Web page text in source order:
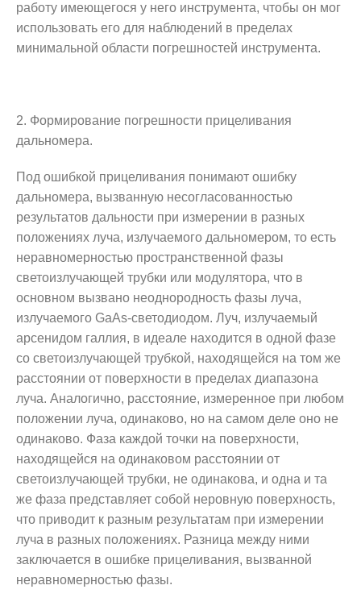
работу имеющегося у него инструмента, чтобы он мог
использовать его для наблюдений в пределах
минимальной области погрешностей инструмента.
2. Формирование погрешности прицеливания
дальномера.
Под ошибкой прицеливания понимают ошибку
дальномера, вызванную несогласованностью
результатов дальности при измерении в разных
положениях луча, излучаемого дальномером, то есть
неравномерностью пространственной фазы
светоизлучающей трубки или модулятора, что в
основном вызвано неоднородность фазы луча,
излучаемого GaAs-светодиодом. Луч, излучаемый
арсенидом галлия, в идеале находится в одной фазе
со светоизлучающей трубкой, находящейся на том же
расстоянии от поверхности в пределах диапазона
луча. Аналогично, расстояние, измеренное при любом
положении луча, одинаково, но на самом деле оно не
одинаково. Фаза каждой точки на поверхности,
находящейся на одинаковом расстоянии от
светоизлучающей трубки, не одинакова, и одна и та
же фаза представляет собой неровную поверхность,
что приводит к разным результатам при измерении
луча в разных положениях. Разница между ними
заключается в ошибке прицеливания, вызванной
неравномерностью фазы.